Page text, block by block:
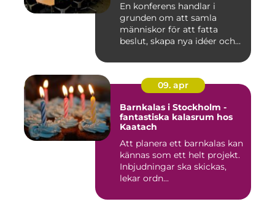
En konferens handlar i
grunden om att samla
människor för att fatta
beslut, skapa nya idéer och
09. apr
Barnkalas i Stockholm -
fantastiska kalasrum hos
Kaatach
Att planera ett barnkalas kan
kännas som ett helt projekt.
Inbjudningar ska skickas,
lekar ordn...